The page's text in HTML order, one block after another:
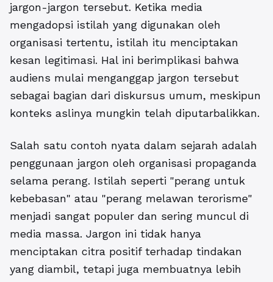
jargon-jargon tersebut. Ketika media
mengadopsi istilah yang digunakan oleh
organisasi tertentu, istilah itu menciptakan
kesan legitimasi. Hal ini berimplikasi bahwa
audiens mulai menganggap jargon tersebut
sebagai bagian dari diskursus umum, meskipun
konteks aslinya mungkin telah diputarbalikkan.
Salah satu contoh nyata dalam sejarah adalah
penggunaan jargon oleh organisasi propaganda
selama perang. Istilah seperti "perang untuk
kebebasan" atau "perang melawan terorisme"
menjadi sangat populer dan sering muncul di
media massa. Jargon ini tidak hanya
menciptakan citra positif terhadap tindakan
yang diambil, tetapi juga membuatnya lebih